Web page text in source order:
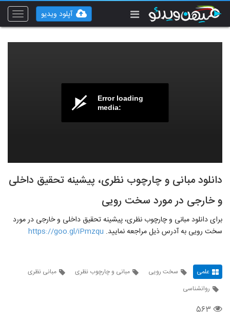
Toggle
آپلود ویدیو
Error loading
media:
دانلود مبانی و چارچوب نظری، پیشینه تحقیق داخلی
و خارجی در مورد سخت رویی
برای دانلود مبانی و چارچوب نظری، پیشینه تحقیق داخلی و خارجی در مورد
سخت رویی به آدرس ذیل مراجعه نمایید. https://goo.gl/iPmzqu
علمی سخت رویی مبانی و چارچوب نظری
مبانی نظری
روانشناسی
۵۶۳